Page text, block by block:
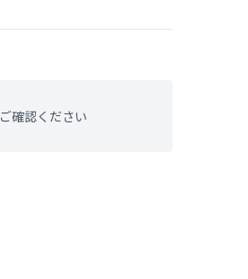
確認ください